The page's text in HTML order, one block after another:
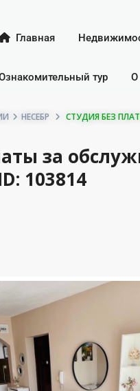
Главная
тур О
НЕСЕБР СТУДИЯ БЕЗ
за
103814